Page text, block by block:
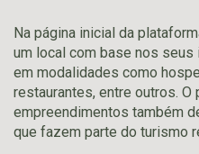
Na página inicial da
um local com base nos
em modalidades como
restaurantes, entre outros. O
empreendimentos também
que fazem parte do turismo